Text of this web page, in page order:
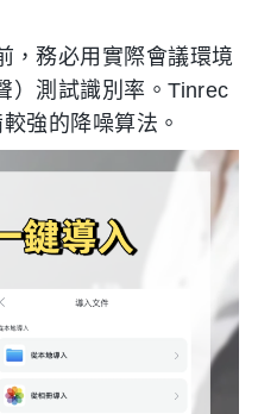
，務必用實際會議環境
）測試識別率。Tinrec
強的降噪算法。